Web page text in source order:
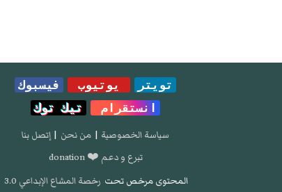
تويتر يوتيوب
فيسبوك
انستقرام
تيك توك
سياسة الخصوصية | من نحن | إتصل بنا
تبرع و دعم ❤️ donation
المحتوى مرخص تحت رخصة المشاع الإبداعي 3.0